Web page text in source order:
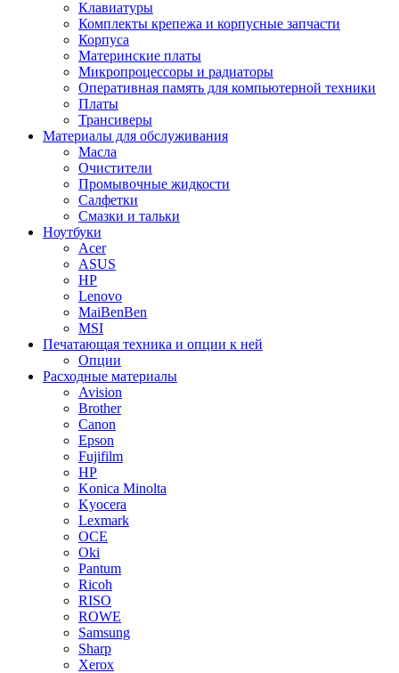
Клавиатуры
Комплекты крепежа и корпусные запчасти
Корпуса
Материнские платы
Микропроцессоры и радиаторы
Оперативная память для компьютерной техники
Платы
Трансиверы
Материалы для обслуживания
Масла
Очистители
Промывочные жидкости
Салфетки
Смазки и тальки
Ноутбуки
Acer
ASUS
HP
Lenovo
MaiBenBen
MSI
Печатающая техника и опции к ней
Опции
Расходные материалы
Avision
Brother
Canon
Epson
Fujifilm
HP
Konica Minolta
Kyocera
Lexmark
OCE
Oki
Pantum
Ricoh
RISO
ROWE
Samsung
Sharp
Xerox